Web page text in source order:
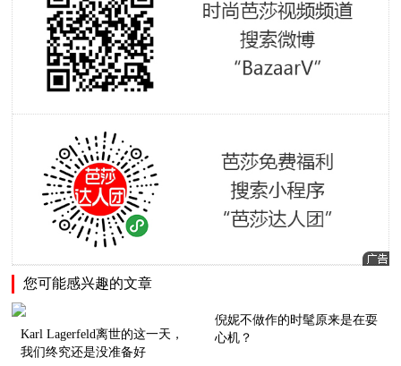
您可能感兴趣的文章
Karl Lagerfeld离世的这一天，
我们终究还是没准备好
倪妮不做作的时髦原来是在耍
心机？